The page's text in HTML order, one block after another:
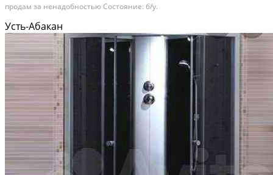
продам за ненадобностью Состояние: б/у.
Усть-Абакан